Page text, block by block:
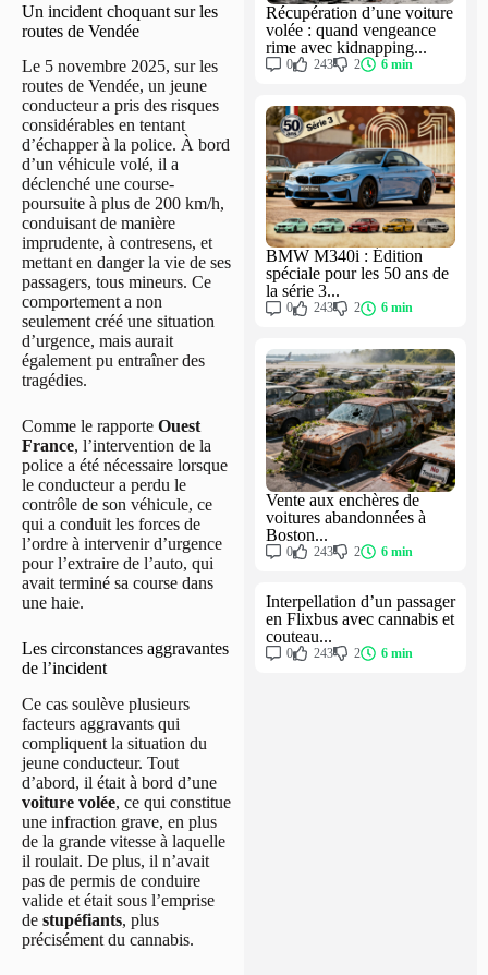
Un incident choquant sur les
routes de Vendée
Le 5 novembre 2025, sur les
routes de Vendée, un jeune
conducteur a pris des risques
considérables en tentant
d’échapper à la police. À bord
d’un véhicule volé, il a
déclenché une course-
poursuite à plus de 200 km/h,
conduisant de manière
imprudente, à contresens, et
mettant en danger la vie de ses
passagers, tous mineurs. Ce
comportement a non
seulement créé une situation
d’urgence, mais aurait
également pu entraîner des
tragédies.
Comme le rapporte Ouest
France, l’intervention de la
police a été nécessaire lorsque
le conducteur a perdu le
contrôle de son véhicule, ce
qui a conduit les forces de
l’ordre à intervenir d’urgence
pour l’extraire de l’auto, qui
avait terminé sa course dans
une haie.
Les circonstances aggravantes
de l’incident
Ce cas soulève plusieurs
facteurs aggravants qui
compliquent la situation du
jeune conducteur. Tout
d’abord, il était à bord d’une
voiture volée, ce qui constitue
une infraction grave, en plus
de la grande vitesse à laquelle
il roulait. De plus, il n’avait
pas de permis de conduire
valide et était sous l’emprise
de stupéfiants, plus
précisément du cannabis.
Récupération d’une voiture
volée : quand vengeance
rime avec kidnapping...
0 243 2 6 min
BMW M340i : Édition
spéciale pour les 50 ans de
la série 3...
0 243 2 6 min
Vente aux enchères de
voitures abandonnées à
Boston...
0 243 2 6 min
Interpellation d’un passager
en Flixbus avec cannabis et
couteau...
0 243 2 6 min